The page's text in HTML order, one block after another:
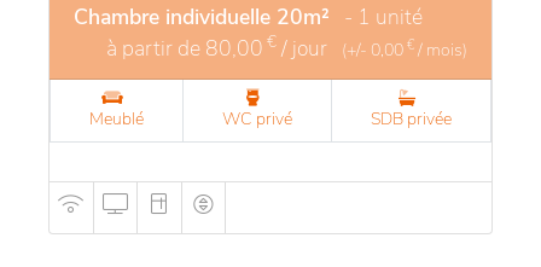
Chambre individuelle 20m² - 1 unité
à partir de 80,00 € / jour (+/- 0,00 € / mois)
Meublé WC privé SDB privée